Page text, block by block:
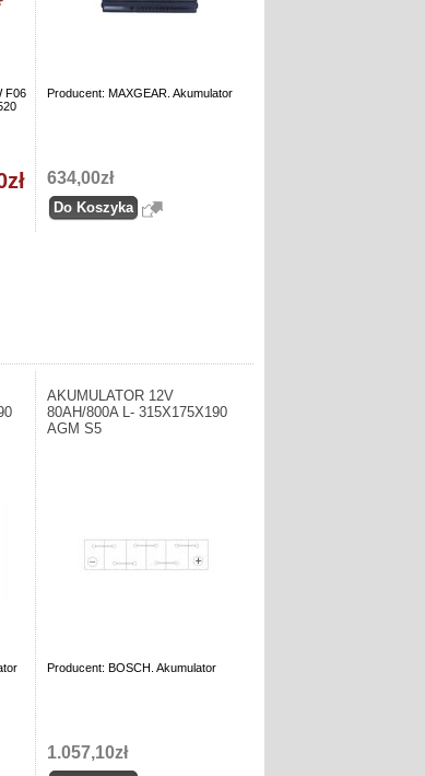
F06
Producent: MAXGEAR. Akumulator
634,00zł
AKUMULATOR 12V
80AH/800A L- 315X175X190
AGM S5
Producent: BOSCH. Akumulator
1.057,10zł